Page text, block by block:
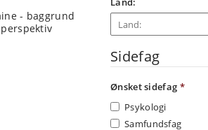
- baggrund
Sidefag
Ønsket sidefag *
Psykologi
Samfundsfag